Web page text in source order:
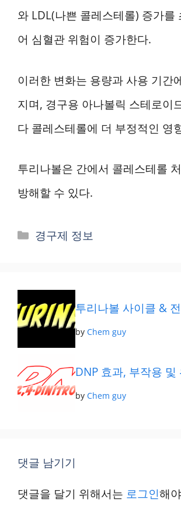
와 LDL(나쁜 콜레스테롤) 증가를
어 심혈관 위험이 증가한다.
이러한 변화는 용량과 사용 기간
지며, 경구용 아나볼릭 스테로이
다 콜레스테롤에 더 부정적인 영
투리나볼은 간에서 콜레스테롤
방해할 수 있다.
카
경구제 정보
투리나볼 사이클 &
byChem guy
DNP 효과, 부작용 및
byChem guy
댓글 남기기
댓글을 달기 위해서는 로그인해